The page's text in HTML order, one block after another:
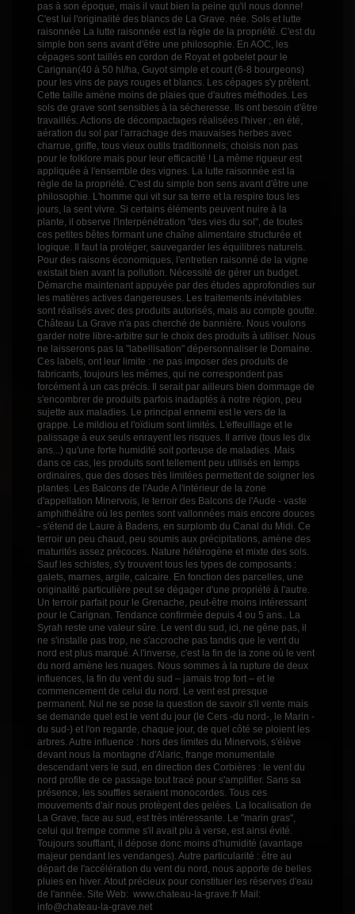
pas à son époque, mais il vaut bien la peine qu'il nous donne!
C'est lui l'originalité des blancs de La Grave. née. Sols et lutte
raisonnée La lutte raisonnée est la règle de la propriété. C'est du
simple bon sens avant d'être une philosophie. En AOC, les
cépages sont taillés en cordon de Royat et gobelet pour le
Carignan(40 à 50 hl/ha, Guyot simple et court (6-8 bourgeons)
pour les vins de pays rouges et blancs. Les cépages s'y prêtent.
Cette taille amène moins de plaies que d'autres méthodes. Les
sols de grave sont sensibles à la sécheresse. Ils ont besoin d'être
travaillés. Actions de décompactages réalisées l'hiver ; en été,
aération du sol par l'arrachage des mauvaises herbes avec
charrue, griffe, tous vieux outils traditionnels; choisis non pas
pour le folklore mais pour leur efficacité ! La même rigueur est
appliquée à l'ensemble des vignes. La lutte raisonnée est la
règle de la propriété. C'est du simple bon sens avant d'être une
philosophie. L'homme qui vit sur sa terre et la respire tous les
jours, la sent vivre. Si certains éléments peuvent nuire à la
plante, il observe l'interpénétration "des vies du sol", de toutes
ces petites bêtes formant une chaîne alimentaire structurée et
logique. Il faut la protéger, sauvegarder les équilibres naturels.
Pour des raisons économiques, l'entretien raisonné de la vigne
existait bien avant la pollution. Nécessité de gérer un budget.
Démarche maintenant appuyée par des études approfondies sur
les matières actives dangereuses. Les traitements inévitables
sont réalisés avec des produits autorisés, mais au compte goutte.
Château La Grave n'a pas cherché de bannière. Nous voulons
garder notre libre-arbitre sur le choix des produits à utiliser. Nous
ne laisserons pas la "labellisation" dépersonnaliser le Domaine.
Ces labels, ont leur limite : ne pas imposer des produits de
fabricants, toujours les mêmes, qui ne correspondent pas
forcément à un cas précis. Il serait par ailleurs bien dommage de
s'encombrer de produits parfois inadaptés à notre région, peu
sujette aux maladies. Le principal ennemi est le vers de la
grappe. Le mildiou et l'oïdium sont limités. L'effeuillage et le
palissage à eux seuls enrayent les risques. Il arrive (tous les dix
ans...) qu'une forte humidité soit porteuse de maladies. Mais
dans ce cas, les produits sont tellement peu utilisés en temps
ordinaires, que des doses très limitées permettent de soigner les
plantes. Les Balcons de l'Aude A l'intérieur de la zone
d'appellation Minervois, le terroir des Balcons de l'Aude - vaste
amphithéâtre où les pentes sont vallonnées mais encore douces
- s'étend de Laure à Badens, en surplomb du Canal du Midi. Ce
terroir un peu chaud, peu soumis aux précipitations, amène des
maturités assez précoces. Nature hétérogène et mixte des sols.
Sauf les schistes, s'y trouvent tous les types de composants :
galets, marnes, argile, calcaire. En fonction des parcelles, une
originalité particulière peut se dégager d'une propriété à l'autre.
Un terroir parfait pour le Grenache, peut-être moins intéressant
pour le Carignan. Tendance confirmée depuis 4 ou 5 ans.. La
Syrah reste une valeur sûre. Le vent du sud, ici, ne gêne pas, il
ne s'installe pas trop, ne s'accroche pas tandis que le vent du
nord est plus marqué. A l'inverse, c'est la fin de la zone où le vent
du nord amène les nuages. Nous sommes à la rupture de deux
influences, la fin du vent du sud – jamais trop fort – et le
commencement de celui du nord. Le vent est presque
permanent. Nul ne se pose la question de savoir s'il vente mais
se demande quel est le vent du jour (le Cers -du nord-, le Marin -
du sud-) et l'on regarde, chaque jour, de quel côté se ploient les
arbres. Autre influence : hors des limites du Minervois, s'élève
devant nous la montagne d'Alaric, frange monumentale
descendant vers le sud, en direction des Corbières : le vent du
nord profite de ce passage tout tracé pour s'amplifier. Sans sa
présence, les souffles seraient monocordes. Tous ces
mouvements d'air nous protègent des gelées. La localisation de
La Grave, face au sud, est très intéressante. Le "marin gras",
celui qui trempe comme s'il avait plu à verse, est ainsi évité.
Toujours soufflant, il dépose donc moins d'humidité (avantage
majeur pendant les vendanges). Autre particularité : être au
départ de l'accélération du vent du nord, nous apporte de belles
pluies en hiver. Atout précieux pour constituer les réserves d'eau
de l'année. Site Web: www.chateau-la-grave.fr Mail:
info@chateau-la-grave.net